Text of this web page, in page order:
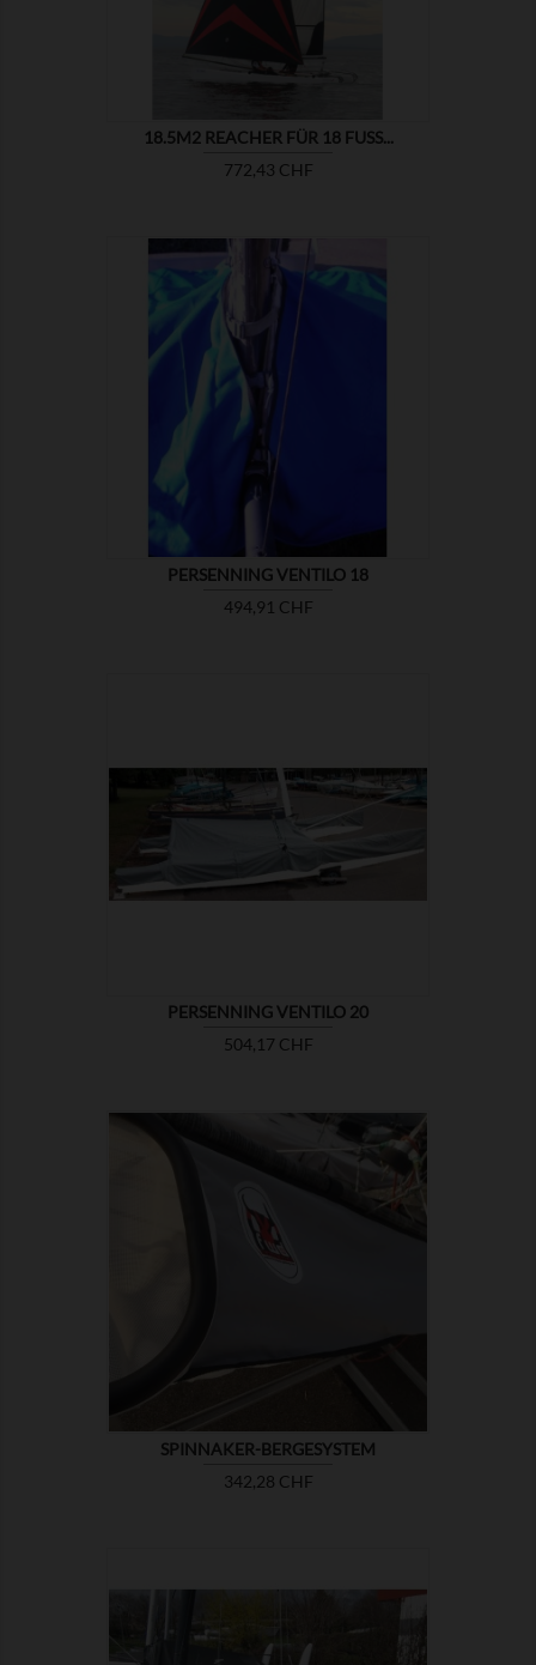
18.5M2 REACHER FÜR 18 FUSS...
Preis
772,43 CHF
PERSENNING VENTILO 18
Preis
494,91 CHF

PERSENNING VENTILO 20
Preis
504,17 CHF
ZEIGEN
SPINNAKER-BERGESYSTEM
Preis
342,28 CHF